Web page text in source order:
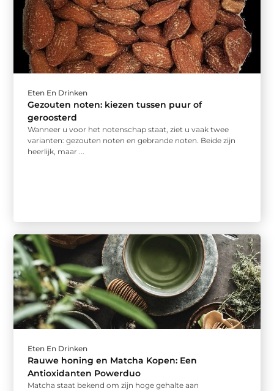
Eten En Drinken
Gezouten noten: kiezen tussen puur of
geroosterd
Wanneer u voor het notenschap staat, ziet u vaak twee
varianten: gezouten noten en gebrande noten. Beide zijn
heerlijk, maar ...
Eten En Drinken
Rauwe honing en Matcha Kopen: Een
Antioxidanten Powerduo
Matcha staat bekend om zijn hoge gehalte aan